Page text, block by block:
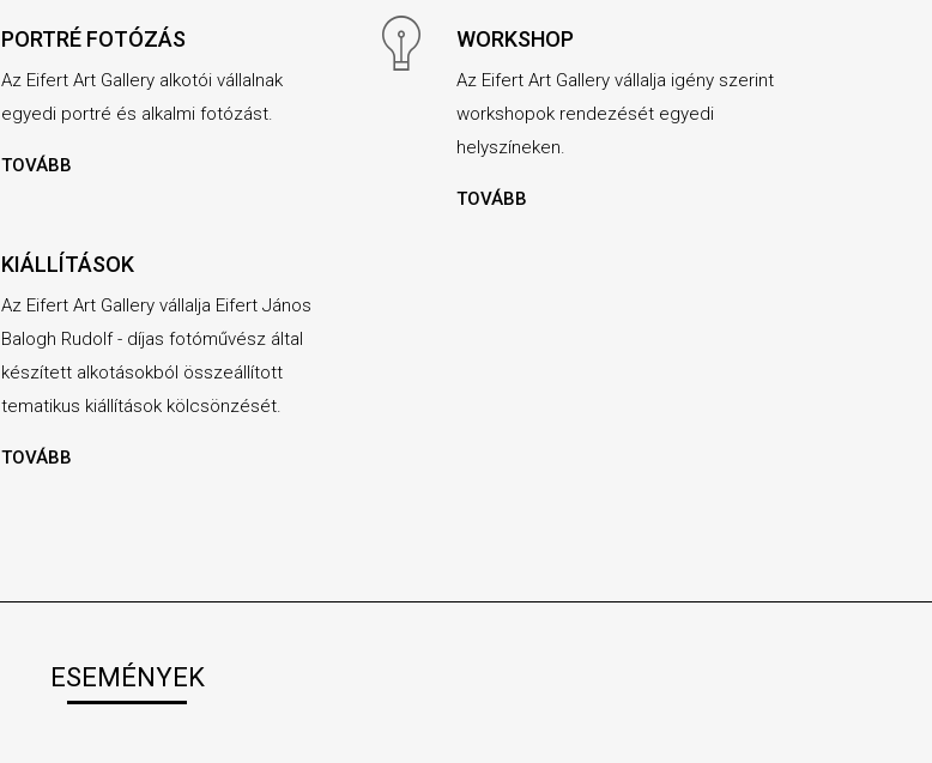
PORTRÉ FOTÓZÁS
Az Eifert Art Gallery alkotói vállalnak
egyedi portré és alkalmi fotózást.
TOVÁBB
WORKSHOP
Az Eifert Art Gallery vállalja igény szerint
workshopok rendezését egyedi
helyszíneken.
TOVÁBB
KIÁLLÍTÁSOK
Az Eifert Art Gallery vállalja Eifert János
Balogh Rudolf - díjas fotóművész által
készített alkotásokból összeállított
tematikus kiállítások kölcsönzését.
TOVÁBB
ESEMÉNYEK